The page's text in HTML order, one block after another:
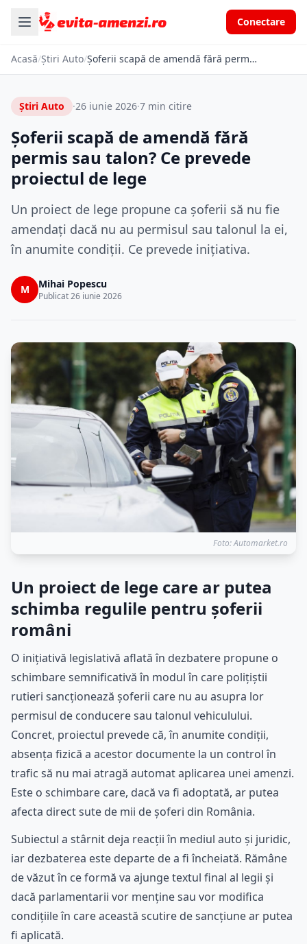
Conectare
Acasă/Știri Auto/ Șoferii scapă de amendă fără permis sau talon? Ce prevede proiectul de lege
Știri Auto ·26 iunie 2026·7 min citire
Șoferii scapă de amendă fără
permis sau talon? Ce prevede
proiectul de lege
Un proiect de lege propune ca șoferii să nu fie
amendați dacă nu au permisul sau talonul la ei,
în anumite condiții. Ce prevede inițiativa.
M Mihai Popescu
Publicat 26 iunie 2026
Foto: Automarket.ro
Un proiect de lege care ar putea
schimba regulile pentru șoferii
români
O inițiativă legislativă aflată în dezbatere propune o
schimbare semnificativă în modul în care polițiștii
rutieri sancționează șoferii care nu au asupra lor
permisul de conducere sau talonul vehiculului.
Concret, proiectul prevede că, în anumite condiții,
absența fizică a acestor documente la un control în
trafic să nu mai atragă automat aplicarea unei amenzi.
Este o schimbare care, dacă va fi adoptată, ar putea
afecta direct sute de mii de șoferi din România.
Subiectul a stârnit deja reacții în mediul auto și juridic,
iar dezbaterea este departe de a fi încheiată. Rămâne
de văzut în ce formă va ajunge textul final al legii și
dacă parlamentarii vor menține sau vor modifica
condițiile în care această scutire de sancțiune ar putea
fi aplicată.